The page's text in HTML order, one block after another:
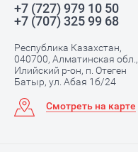
+7 (727) 979 10 50
+7 (707) 325 99 68
Республика Казахстан,
040700, Алматинская обл.,
Илийский р-он, п. Отеген
Батыр, ул. Абая 1б/24
Смотреть на карте